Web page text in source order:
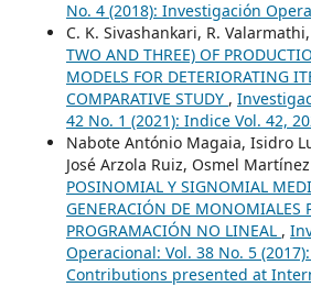
No. 4 (2018): Investigación
C. K. Sivashankari, R. Valarmathi,
TWO AND THREE) OF
MODELS FOR DETERIORATING
COMPARATIVE STUDY ,
42 No. 1 (2021): Indice Vol. 42,
Nabote António Magaia, Isidro
José Arzola Ruiz, Osmel
POSINOMIAL Y SIGNOMIAL
GENERACIÓN DE MONOMIALES
PROGRAMACIÓN NO LINEAL ,
Operacional: Vol. 38 No. 5
Contributions presented at